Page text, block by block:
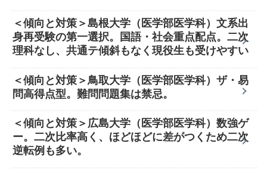
＜傾向と対策＞島根大学（医学部医学科）文系出
身再受験の第一選択。国語・社会重点配点。二次
理科なし、共通テ傾斜もなく現役生も受けやすい
＜傾向と対策＞鳥取大学（医学部医学科）ザ・易
問高得点型。難問問題集は禁忌。
＜傾向と対策＞広島大学（医学部医学科）数強ゲ
ー。二次比率高く、ほどほどに差がつくため二次
逆転例も多い。